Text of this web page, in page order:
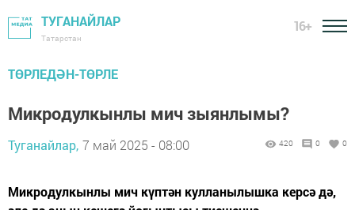
ТУГАНАЙЛАР
Татарстан
16+
ТӨРЛЕДӘН-ТӨРЛЕ
Микродулкынлы мич зыянлымы?
Туганайлар, 7 май 2025 - 08:00 420 0 0
Микродулкынлы мич күптән кулланылышка керсә дә,